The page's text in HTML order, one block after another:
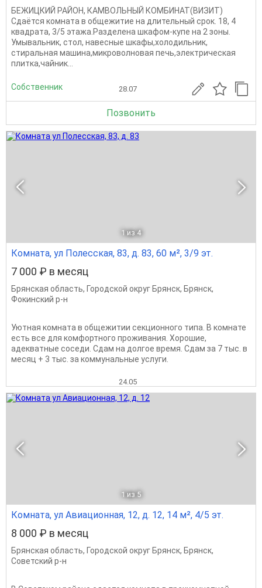
БЕЖИЦКИЙ РАЙОН, КАМВОЛЬНЫЙ КОМБИНАТ(ВИЗИТ)
Сдаётся комната в общежитие на длительный срок. 18, 4
квадрата, 3/5 этажа.Разделена шкафом-купе на 2 зоны.
Умывальник, стол, навесные шкафы,холодильник,
стиральная машина,микроволновая печь,электрическая
плитка,чайник...
Собственник 28.07
Позвонить
1 из 4
Комната, ул Полесская, 83, д. 83, 60 м², 3/9 эт.
7 000 ₽ в месяц
Брянская область, Городской округ Брянск, Брянск,
Фокинский р-н
Уютная комната в общежитии секционного типа. В комнате
есть все для комфортного проживания. Хорошие,
адекватные соседи. Сдам на долгое время. Сдам за 7 тыс. в
месяц + 3 тыс. за коммунальные услуги.
24.05
1 из 5
Комната, ул Авиационная, 12, д. 12, 14 м², 4/5 эт.
8 000 ₽ в месяц
Брянская область, Городской округ Брянск, Брянск,
Советский р-н